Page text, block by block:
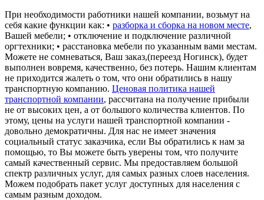
При необходимости работники нашей компании, возьмут на
себя какие функции как: • разборка и сборка на новом месте,
Вашей мебели; • отключение и подключение различной
оргтехники; • расстановка мебели по указанным вами местам.
Можете не сомневаться, Ваш заказ,(переезд Ногинск), будет
выполнен вовремя, качественно, без потерь. Нашим клиентам
не приходится жалеть о том, что они обратились в нашу
транспортную компанию. Ценовая политика нашей
транспортной компании, рассчитана на получение прибыли
не от высоких цен, а от большого количества клиентов. По
этому, цены на услуги нашей транспортной компании -
довольно демократичны. Для нас не имеет значения
социальный статус заказчика, если Вы обратились к нам за
помощью, то Вы можете быть уверены том, что получите
самый качественный сервис. Мы предоставляем большой
спектр различных услуг, для самых разных слоев населения.
Можем подобрать пакет услуг доступных для населения с
самым разным доходом.